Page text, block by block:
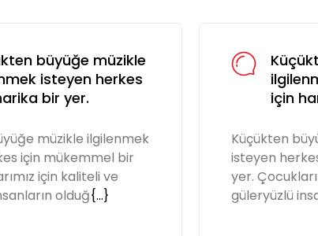
büyüğe müzikle
isteyen herkes
bir yer.
müzikle ilgilenmek
için mükemmel bir
için kaliteli ve
olduğ{...}
için
Küçükten
isteyen
yer.
güleryüzlü